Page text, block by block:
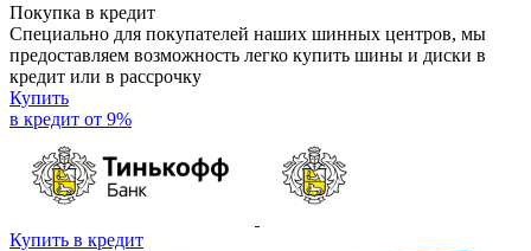
Покупка в кредит
Специально для покупателей наших шинных центров, мы
предоставляем возможность легко купить шины и диски в
кредит или в рассрочку
Купить
в кредит от 9%
Купить в кредит